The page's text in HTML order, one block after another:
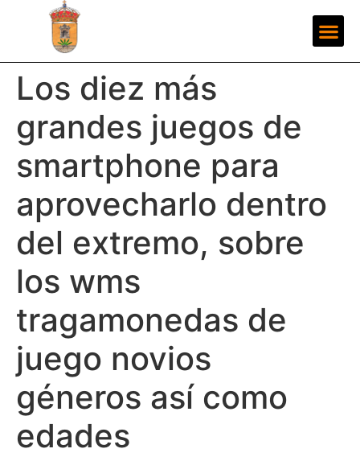
Los diez más
grandes juegos de
smartphone para
aprovecharlo dentro
del extremo, sobre
los wms
tragamonedas de
juego novios
géneros así­ como
edades